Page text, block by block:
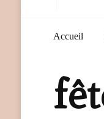
Accueil